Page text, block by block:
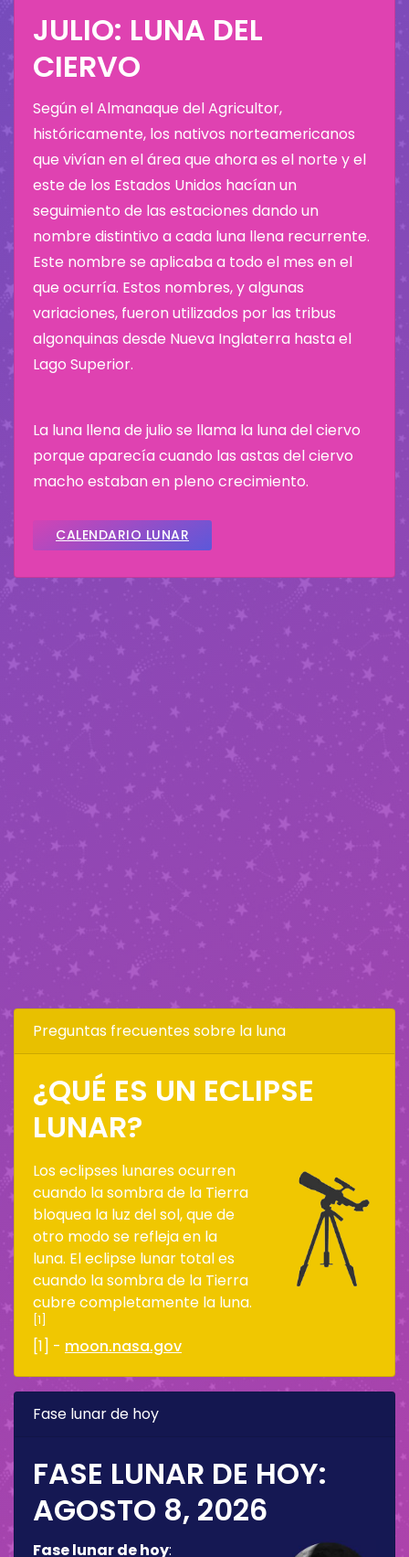
JULIO: LUNA DEL
CIERVO
Según el Almanaque del Agricultor,
históricamente, los nativos norteamericanos
que vivían en el área que ahora es el norte y el
este de los Estados Unidos hacían un
seguimiento de las estaciones dando un
nombre distintivo a cada luna llena recurrente.
Este nombre se aplicaba a todo el mes en el
que ocurría. Estos nombres, y algunas
variaciones, fueron utilizados por las tribus
algonquinas desde Nueva Inglaterra hasta el
Lago Superior.
La luna llena de julio se llama la luna del ciervo
porque aparecía cuando las astas del ciervo
macho estaban en pleno crecimiento.
CALENDARIO LUNAR
Preguntas frecuentes sobre la luna
¿QUÉ ES UN ECLIPSE
LUNAR?
Los eclipses lunares ocurren
cuando la sombra de la Tierra
bloquea la luz del sol, que de
otro modo se refleja en la
luna. El eclipse lunar total es
cuando la sombra de la Tierra
cubre completamente la luna.
[1]
[1] - moon.nasa.gov
Fase lunar de hoy
FASE LUNAR DE HOY:
AGOSTO 8, 2026
Fase lunar de hoy: